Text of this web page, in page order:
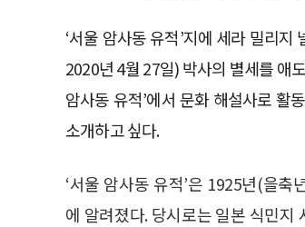
‘서울 암사동 유적’지에 세라 밀리
2020년 4월 27일) 박사의 별세를 애
암사동 유적’에서 문화 해설사로 활
소개하고 싶다.
‘서울 암사동 유적’은 1925년(을
에 알려졌다. 당시로는 일본 식민